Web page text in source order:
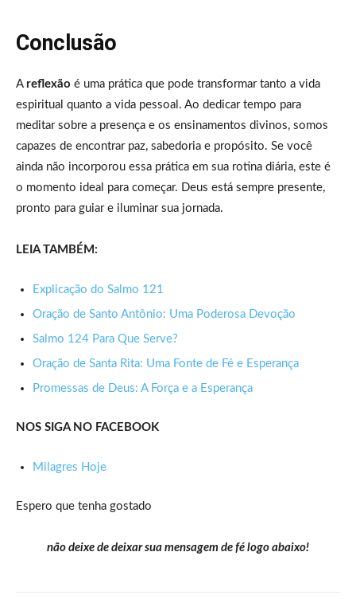
Conclusão
A reflexão é uma prática que pode transformar tanto a vida
espiritual quanto a vida pessoal. Ao dedicar tempo para
meditar sobre a presença e os ensinamentos divinos, somos
capazes de encontrar paz, sabedoria e propósito. Se você
ainda não incorporou essa prática em sua rotina diária, este é
o momento ideal para começar. Deus está sempre presente,
pronto para guiar e iluminar sua jornada.
LEIA TAMBÉM:
Explicação do Salmo 121
Oração de Santo Antônio: Uma Poderosa Devoção
Salmo 124 Para Que Serve?
Oração de Santa Rita: Uma Fonte de Fé e Esperança
Promessas de Deus: A Força e a Esperança
NOS SIGA NO FACEBOOK
Milagres Hoje
Espero que tenha gostado
não deixe de deixar sua mensagem de fé logo abaixo!